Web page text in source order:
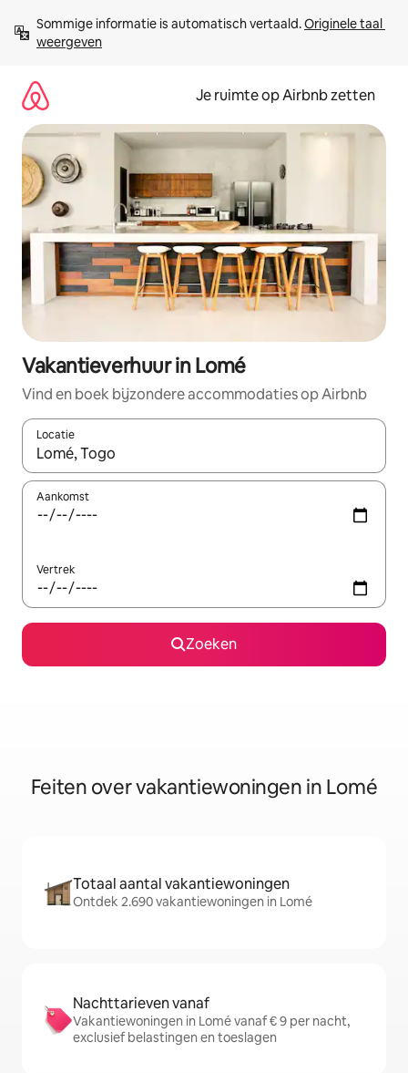
direct
naar
Sommige informatie is automatisch vertaald. Originele taal
weergeven
Je ruimte op Airbnb zetten
Vakantieverhuur in Lomé
Vind en boek bijzondere accommodaties op Airbnb
Locatie
Wanneer er suggesties beschikbaar zijn, maak je een keuze
Aankomst
Vertrek
Zoeken
Feiten over vakantiewoningen in Lomé
Totaal aantal vakantiewoningen
Ontdek 2.690 vakantiewoningen in Lomé
Nachttarieven vanaf
Vakantiewoningen in Lomé vanaf € 9 per nacht,
exclusief belastingen en toeslagen